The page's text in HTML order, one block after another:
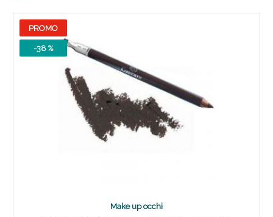
PROMO
-38 %
Make up occhi